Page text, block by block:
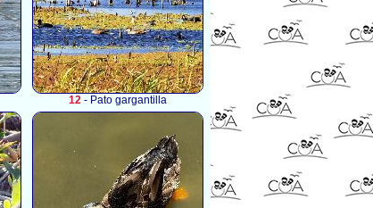
12 - Pato gargantilla